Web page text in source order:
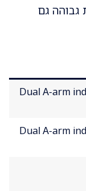
גבוהה גם
Dual A-arm
Dual A-arm